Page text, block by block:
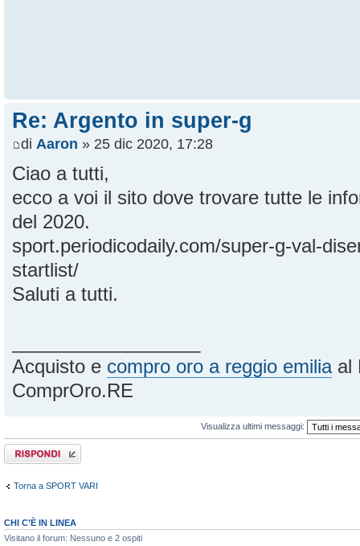
Re: Argento in super-g
di Aaron » 25 dic 2020, 17:28
Ciao a tutti,
ecco a voi il sito dove trovare tutte le
del 2020.
sport.periodicodaily.com/super-g-val-
startlist/
Saluti a tutti.
Acquisto e compro oro a reggio emiliaal
ComprOro.RE
Visualizza ultimi messaggi:
Rispondi al
messaggio
Torna a SPORT VARI
CHI C’È IN LINEA
Visitano il forum: Nessuno e 2 ospiti